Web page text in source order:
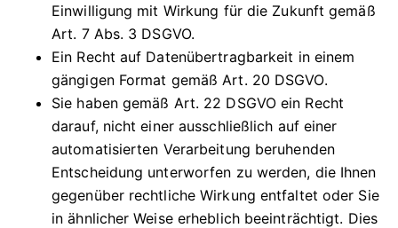
Einwilligung mit Wirkung für die Zukunft gemäß
Art. 7 Abs. 3 DSGVO.
Ein Recht auf Datenübertragbarkeit in einem
gängigen Format gemäß Art. 20 DSGVO.
Sie haben gemäß Art. 22 DSGVO ein Recht
darauf, nicht einer ausschließlich auf einer
automatisierten Verarbeitung beruhenden
Entscheidung unterworfen zu werden, die Ihnen
gegenüber rechtliche Wirkung entfaltet oder Sie
in ähnlicher Weise erheblich beeinträchtigt. Dies